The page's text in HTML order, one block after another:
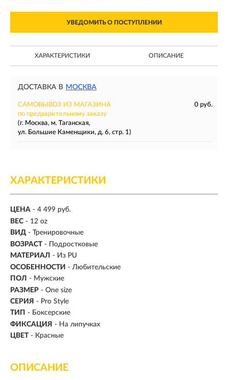
УВЕДОМИТЬ О ПОСТУПЛЕНИИ
ХАРАКТЕРИСТИКИ ОПИСАНИЕ
ДОСТАВКА В МОСКВА
САМОВЫВОЗ ИЗ МАГАЗИНА
0 руб.
по предварительному заказу
(г. Москва, м. Таганская,
ул. Большие Каменщики, д. 6, стр. 1)
ХАРАКТЕРИСТИКИ
ЦЕНА - 4 499 руб.
ВЕС - 12 oz
ВИД - Тренировочные
ВОЗРАСТ - Подростковые
МАТЕРИАЛ - Из PU
ОСОБЕННОСТИ - Любительские
ПОЛ - Мужские
РАЗМЕР - One size
СЕРИЯ - Pro Style
ТИП - Боксерские
ФИКСАЦИЯ - На липучках
ЦВЕТ - Красные
ОПИСАНИЕ